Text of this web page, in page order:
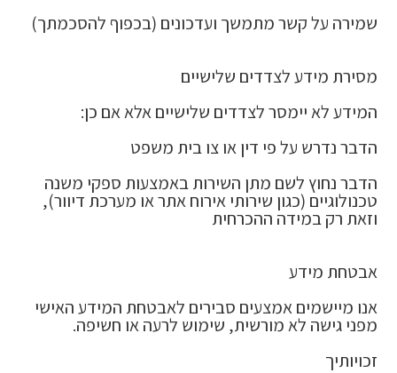
שמירה על קשר מתמשך ועדכונים (בכפוף להסכמתך)
מסירת מידע לצדדים שלישיים
המידע לא יימסר לצדדים שלישיים אלא אם כן:
הדבר נדרש על פי דין או צו בית משפט
הדבר נחוץ לשם מתן השירות באמצעות ספקי משנה
טכנולוגיים (כגון שירותי אירוח אתר או מערכת דיוור),
וזאת רק במידה ההכרחית
אבטחת מידע
אנו מיישמים אמצעים סבירים לאבטחת המידע האישי
מפני גישה לא מורשית, שימוש לרעה או חשיפה.
זכויותיך